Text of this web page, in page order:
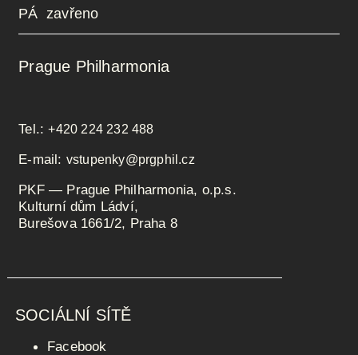
PÁ zavřeno
Prague Philharmonia
Tel.:+420 224 232 488
E-mail: vstupenky@prgphil.cz
PKF — Prague Philharmonia, o.p.s.
Kulturní dům Ládví,
Burešova 1661/2, Praha 8
SOCIÁLNÍ SÍTĚ
Facebook